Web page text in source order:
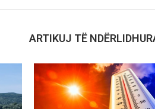
ARTIKUJ TË